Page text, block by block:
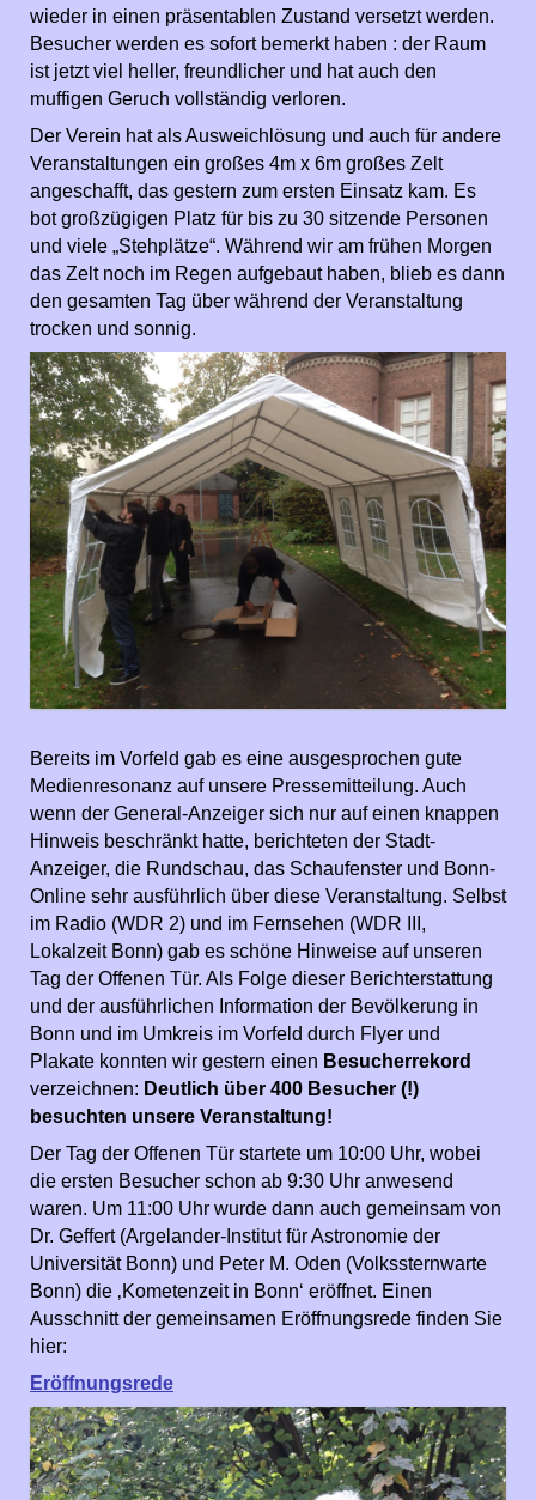
wieder in einen präsentablen Zustand versetzt werden.
Besucher werden es sofort bemerkt haben : der Raum
ist jetzt viel heller, freundlicher und hat auch den
muffigen Geruch vollständig verloren.
Der Verein hat als Ausweichlösung und auch für andere
Veranstaltungen ein großes 4m x 6m großes Zelt
angeschafft, das gestern zum ersten Einsatz kam. Es
bot großzügigen Platz für bis zu 30 sitzende Personen
und viele „Stehplätze“. Während wir am frühen Morgen
das Zelt noch im Regen aufgebaut haben, blieb es dann
den gesamten Tag über während der Veranstaltung
trocken und sonnig.
Bereits im Vorfeld gab es eine ausgesprochen gute
Medienresonanz auf unsere Pressemitteilung. Auch
wenn der General-Anzeiger sich nur auf einen knappen
Hinweis beschränkt hatte, berichteten der Stadt-
Anzeiger, die Rundschau, das Schaufenster und Bonn-
Online sehr ausführlich über diese Veranstaltung. Selbst
im Radio (WDR 2) und im Fernsehen (WDR III,
Lokalzeit Bonn) gab es schöne Hinweise auf unseren
Tag der Offenen Tür. Als Folge dieser Berichterstattung
und der ausführlichen Information der Bevölkerung in
Bonn und im Umkreis im Vorfeld durch Flyer und
Plakate konnten wir gestern einen Besucherrekord
verzeichnen: Deutlich über 400 Besucher (!)
besuchten unsere Veranstaltung!
Der Tag der Offenen Tür startete um 10:00 Uhr, wobei
die ersten Besucher schon ab 9:30 Uhr anwesend
waren. Um 11:00 Uhr wurde dann auch gemeinsam von
Dr. Geffert (Argelander-Institut für Astronomie der
Universität Bonn) und Peter M. Oden (Volkssternwarte
Bonn) die ‚Kometenzeit in Bonn‘ eröffnet. Einen
Ausschnitt der gemeinsamen Eröffnungsrede finden Sie
hier:
Eröffnungsrede